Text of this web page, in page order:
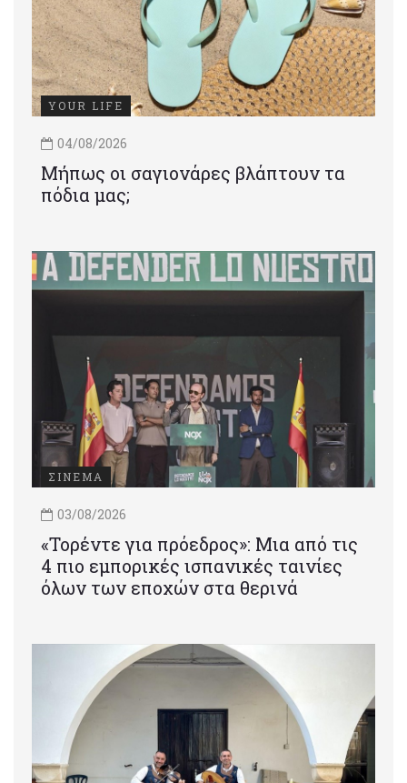
YOUR LIFE
04/08/2026
Μήπως οι σαγιονάρες βλάπτουν τα
πόδια μας;
ΣΙΝΕΜΑ
03/08/2026
«Τορέντε για πρόεδρος»: Mια από τις
4 πιο εμπορικές ισπανικές ταινίες
όλων των εποχών στα θερινά